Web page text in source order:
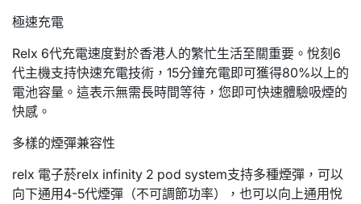
極速充電
Relx 6代充電速度對於香港人的繁忙生活至關重要。悅刻6
代主機支持快速充電技術，15分鐘充電即可獲得80%以上的
電池容量。這表示無需長時間等待，您即可快速體驗吸煙的
快感。
多樣的煙彈兼容性
relx 電子菸relx infinity 2 pod system支持多種煙彈，可以
向下通用4-5代煙彈（不可調節功率），也可以向上通用悅